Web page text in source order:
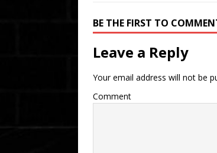
BE THE FIRST TO
Leave a Reply
Your email address will not be
Comment